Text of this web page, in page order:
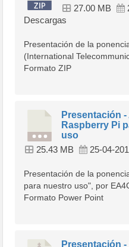
27.00 MB
Descargas
Presentación de la
(International
Formato ZIP
Presentación
Raspberry Pi
uso
25.43 MB 25-04-
Presentación de la
para nuestro uso", por
Formato Power Point
Presentación